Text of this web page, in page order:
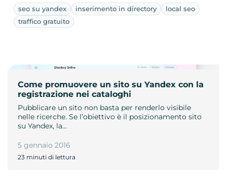
seo su yandex inserimento in directory
local seo
traffico gratuito
Come promuovere un sito su Yandex con la
registrazione nei cataloghi
Pubblicare un sito non basta per renderlo visibile
nelle ricerche. Se l’obiettivo è il posizionamento sito
su Yandex, la…
5 gennaio 2016
23 minuti di lettura